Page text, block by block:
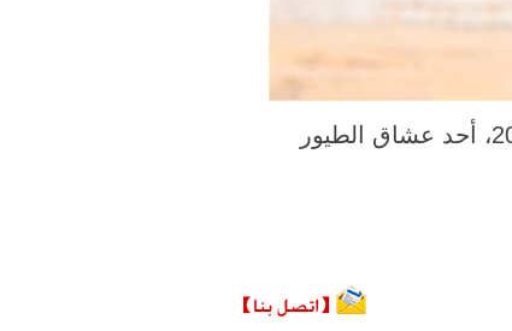
مبارك الكبير، الكويت 11 يوليو 2020 (شينخوا) في الصورة الملتقطة بتاريخ 9 يوليو 2020، أحد عشاق الطيور